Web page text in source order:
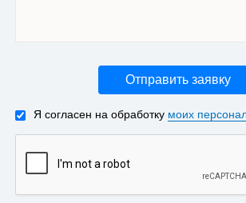
Отправить заявку
Я согласен на обработку моих